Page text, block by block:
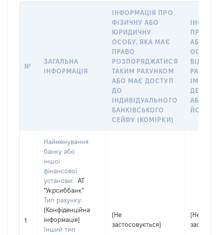
№
ЗАГАЛЬНА
ІНФОРМАЦІЯ
ІНФОРМАЦІЯ ПРО
ФІЗИЧНУ АБО
ЮРИДИЧНУ
ОСОБУ, ЯКА МАЄ
ПРАВО
РОЗПОРЯДЖАТИСЯ
ТАКИМ РАХУНКОМ
АБО МАЄ ДОСТУП
ДО
ІНДИВІДУАЛЬНОГО
БАНКІВСЬКОГО
СЕЙФУ (КОМІРКИ)
ПРО
АБО
ОСОБУ,
ІМ’Я
АБО
ЙОГО
1
Найменування
банку або
іншої
фінансової
установи:
АТ
"Укрсиббанк"
Тип рахунку:
[Конфіденційна
інформація]
Інший тип
[Не
застосовується]
[Не